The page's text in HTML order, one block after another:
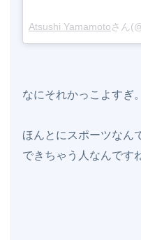
Atsushi Yamamotoさん
なにそれかっこよすぎ。
ほんとにスポーツなん
できちゃう人なんです